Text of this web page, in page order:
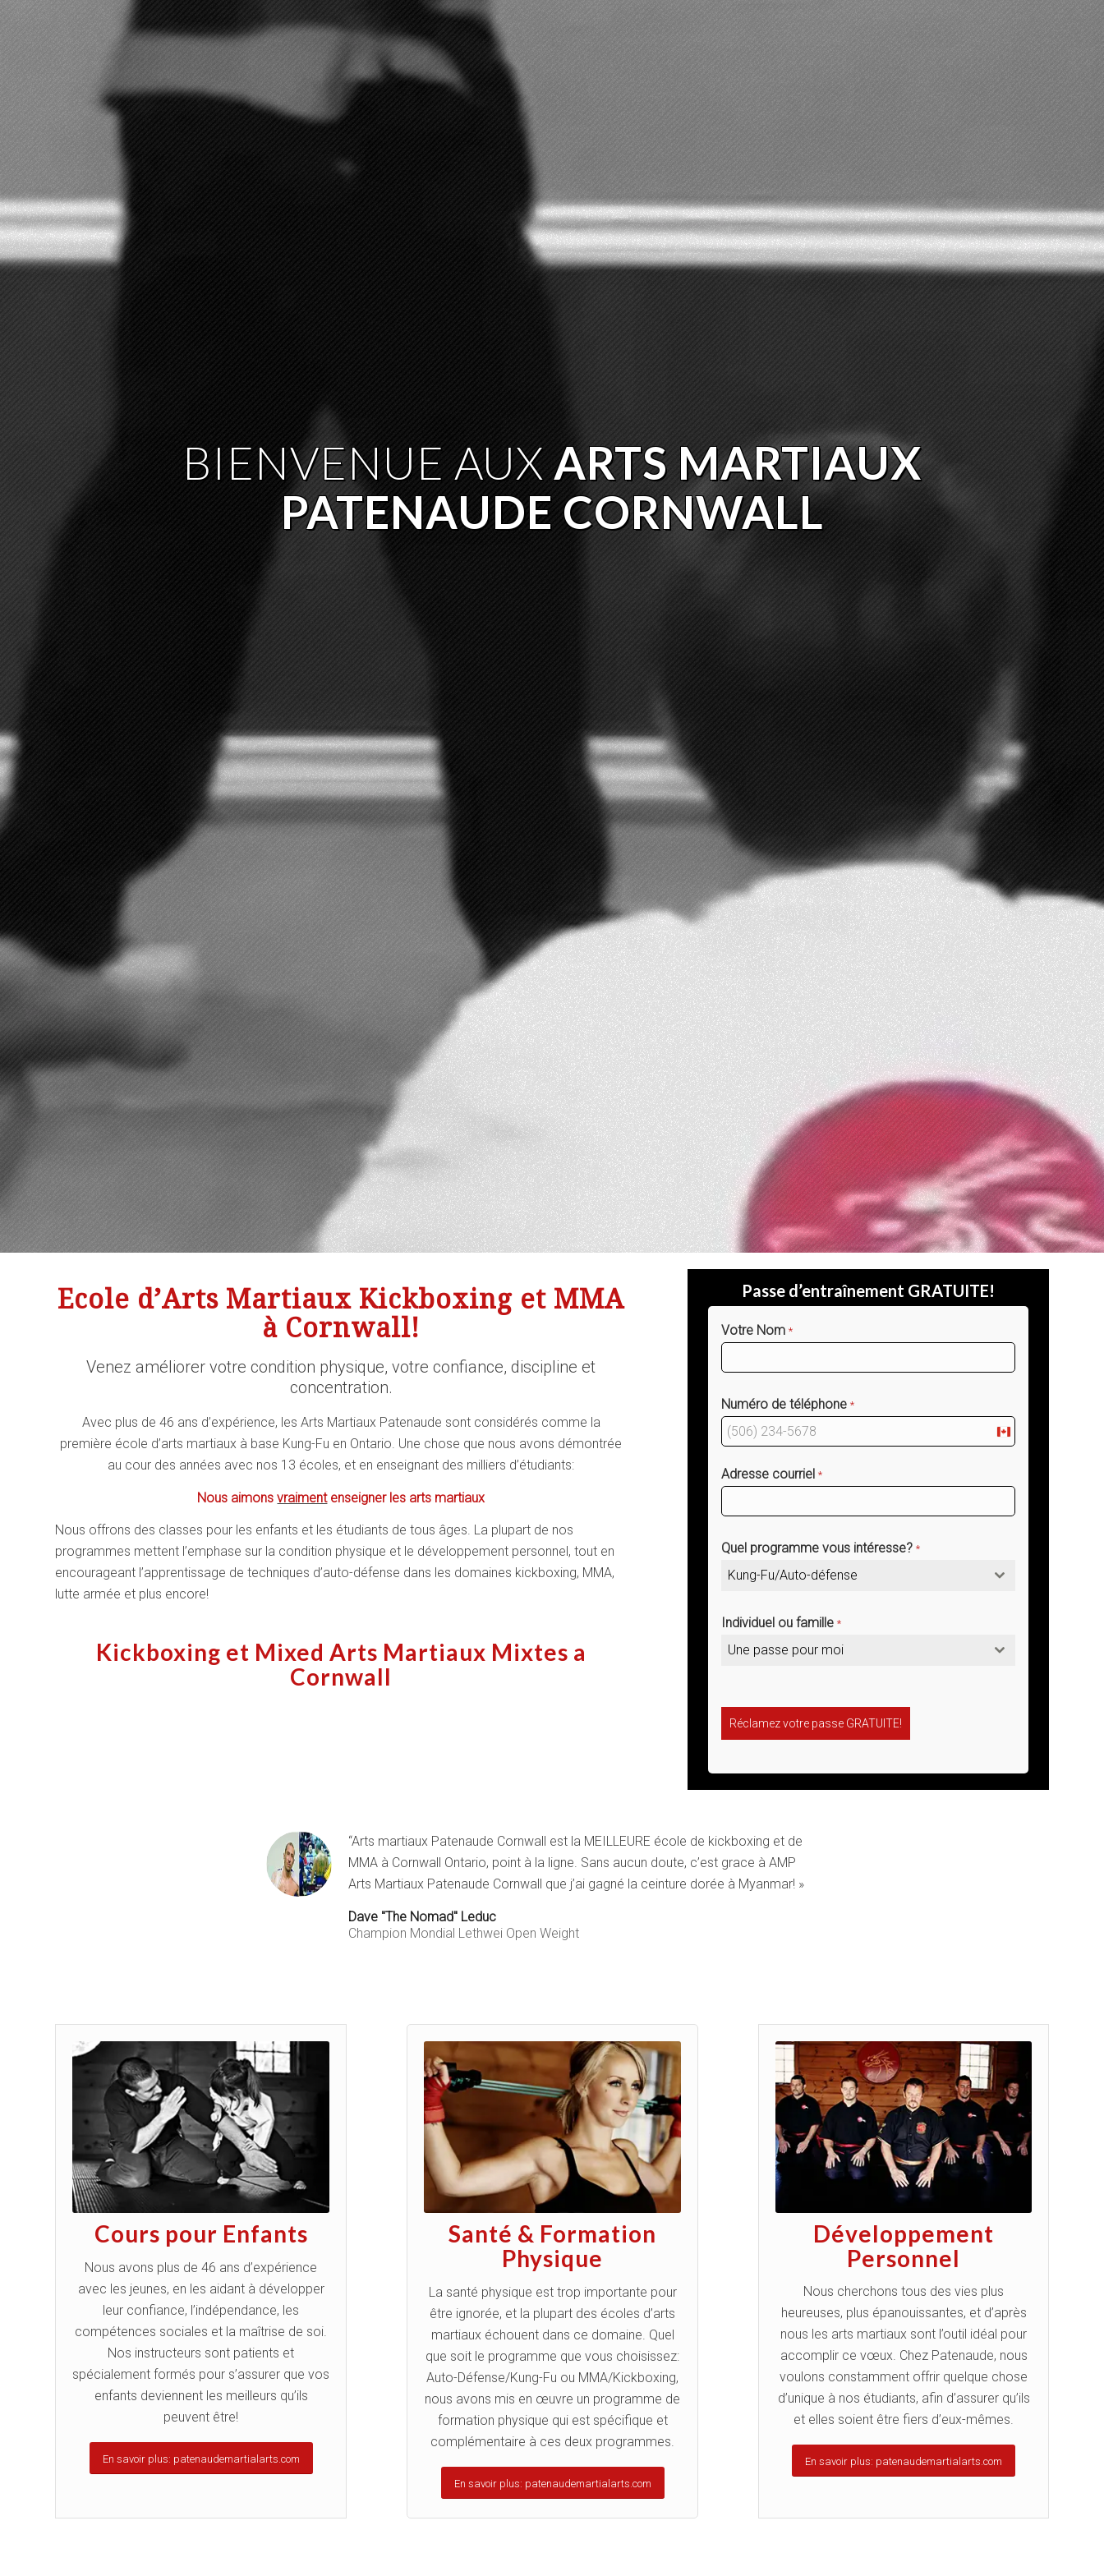
BIENVENUE AUXARTS MARTIAUX
PATENAUDE CORNWALL
Ecole d’Arts Martiaux Kickboxing et MMA
à Cornwall!
Venez améliorer votre condition physique, votre confiance, discipline et
concentration.
Avec plus de 46 ans d’expérience, les Arts Martiaux Patenaude sont considérés comme la
première école d’arts martiaux à base Kung-Fu en Ontario. Une chose que nous avons démontrée
au cour des années avec nos 13 écoles, et en enseignant des milliers d’étudiants:
Nous aimonsvraimentenseigner les arts martiaux
Nous offrons des classes pour les enfants et les étudiants de tous âges. La plupart de nos
programmes mettent l’emphase sur la condition physique et le développement personnel, tout en
encourageant l’apprentissage de techniques d’auto-défense dans les domaines kickboxing, MMA,
lutte armée et plus encore!
Kickboxing et Mixed Arts Martiaux Mixtes a
Cornwall
Passe d’entraînement GRATUITE!
Votre Nom *
Numéro de téléphone *
Canada
Adresse courriel *
Quel programme vous intéresse? *
Kung-Fu/Auto-défense
Individuel ou famille *
Une passe pour moi
Réclamez votre passe GRATUITE!
“Arts martiaux Patenaude Cornwall est la MEILLEURE école de kickboxing et de
MMA à Cornwall Ontario, point à la ligne. Sans aucun doute, c’est grace à AMP
Arts Martiaux Patenaude Cornwall que j’ai gagné la ceinture dorée à Myanmar! »
Dave "The Nomad" Leduc
Champion Mondial Lethwei Open Weight
Cours pour Enfants
Nous avons plus de 46 ans d’expérience
avec les jeunes, en les aidant à développer
leur confiance, l’indépendance, les
compétences sociales et la maîtrise de soi.
Nos instructeurs sont patients et
spécialement formés pour s’assurer que vos
enfants deviennent les meilleurs qu’ils
peuvent être!
En savoir plus: patenaudemartialarts.com
Santé & Formation
Physique
La santé physique est trop importante pour
être ignorée, et la plupart des écoles d’arts
martiaux échouent dans ce domaine. Quel
que soit le programme que vous choisissez:
Auto-Défense/Kung-Fu ou MMA/Kickboxing,
nous avons mis en œuvre un programme de
formation physique qui est spécifique et
complémentaire à ces deux programmes.
En savoir plus: patenaudemartialarts.com
Développement
Personnel
Nous cherchons tous des vies plus
heureuses, plus épanouissantes, et d’après
nous les arts martiaux sont l’outil idéal pour
accomplir ce vœux. Chez Patenaude, nous
voulons constamment offrir quelque chose
d’unique à nos étudiants, afin d’assurer qu’ils
et elles soient être fiers d’eux-mêmes.
En savoir plus: patenaudemartialarts.com